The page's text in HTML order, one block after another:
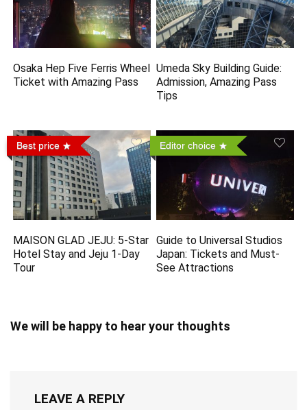
Osaka Hep Five Ferris Wheel
Ticket with Amazing Pass
Umeda Sky Building Guide:
Admission, Amazing Pass
Tips
Best price
MAISON GLAD JEJU: 5-Star
Hotel Stay and Jeju 1-Day
Tour
Editor choice
Guide to Universal Studios
Japan: Tickets and Must-
See Attractions
We will be happy to hear your thoughts
LEAVE A REPLY